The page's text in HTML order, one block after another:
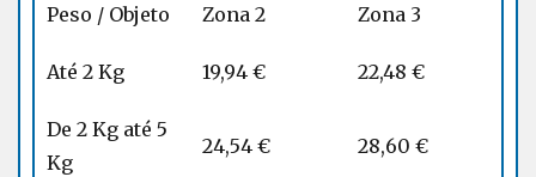
Peso / Objeto Zona 2 Zona 3
Até 2 Kg 19,94 € 22,48 €
De 2 Kg até 5
Kg
24,54 € 28,60 €